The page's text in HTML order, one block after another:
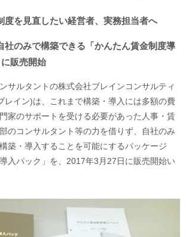
度を見直したい経営者、実務担当者へ
社のみで構築できる 「かんたん賃金制度導
販売開始
サルタントの株式会社ブレインコンサルティ
レイン)は、これまで構築・導入には多額の費
家のサポートを受ける必要があった人事・賃
のコンサルタント等の力を借りず、自社のみ
築・導入することを可能にするパッケージ
入パック」を、2017年3月27日に販売開始い